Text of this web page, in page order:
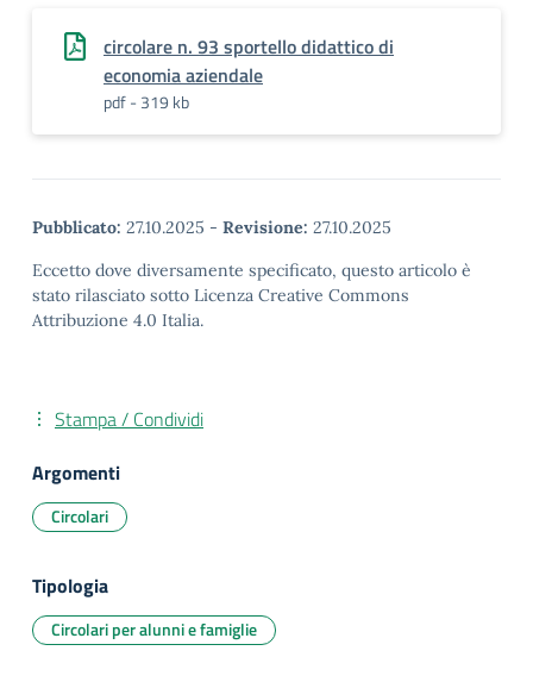
circolare n. 93 sportello didattico di
economia aziendale
pdf - 319 kb
Pubblicato: 27.10.2025 - Revisione: 27.10.2025
Eccetto dove diversamente specificato, questo articolo è
stato rilasciato sotto Licenza Creative Commons
Attribuzione 4.0 Italia.
Stampa / Condividi
Argomenti
Circolari
Tipologia
Circolari per alunni e famiglie